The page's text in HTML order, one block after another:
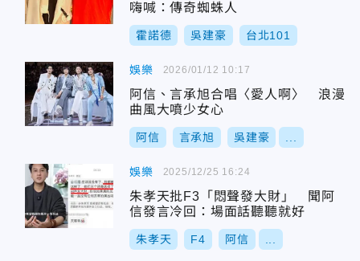
嗨喊：傳奇蜘蛛人
霍諾德 吳建豪 台北101
娛樂
阿信、言承旭合唱〈愛人啊〉 浪漫
曲風大噴少女心
阿信 言承旭 吳建豪
2026/01/12 10:17
娛樂
朱孝天批F3「悶聲發大財」 聞阿
信發言冷回：場面話聽聽就好
朱孝天 F4 阿信
2025/12/25 16:24